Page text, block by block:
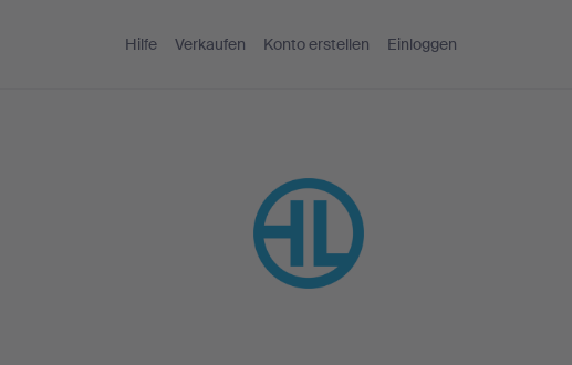
Hilfe Verkaufen Konto erstellen Einloggen